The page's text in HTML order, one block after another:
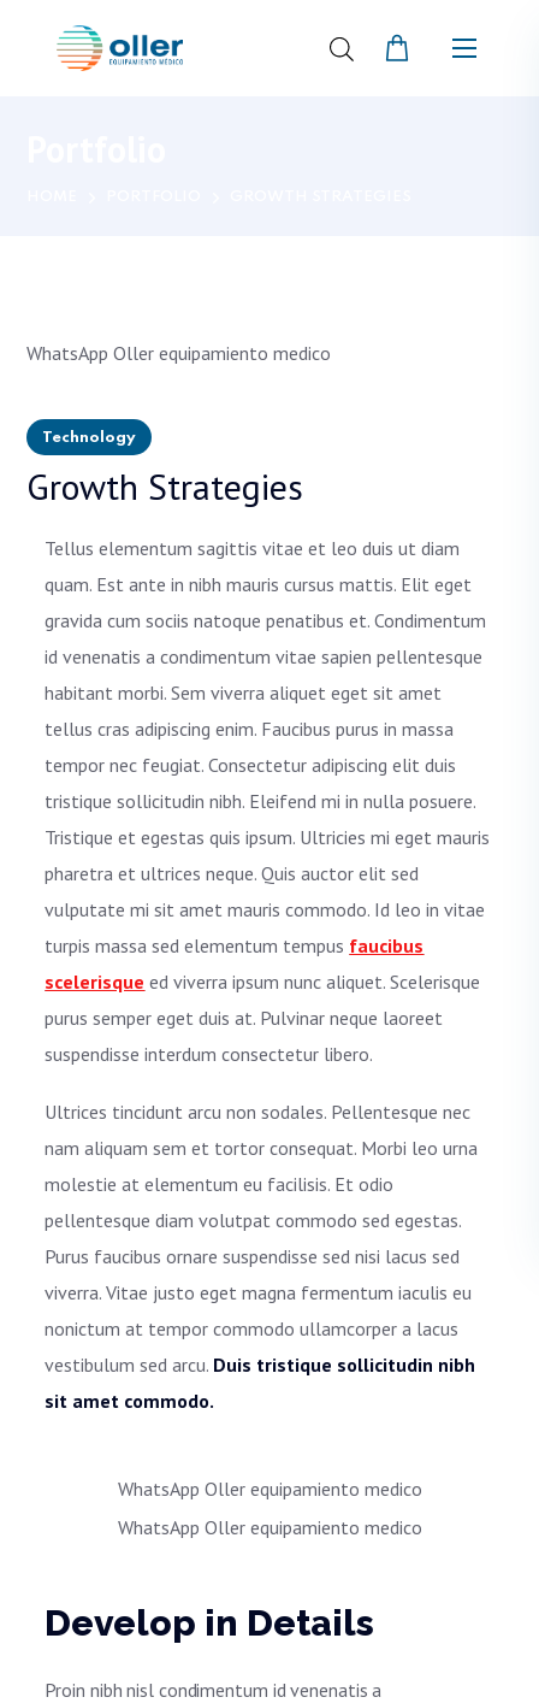
Technology
Growth Strategies
Tellus elementum sagittis vitae et leo duis ut diam
quam. Est ante in nibh mauris cursus mattis. Elit eget
gravida cum sociis natoque penatibus et. Condimentum
id venenatis a condimentum vitae sapien pellentesque
habitant morbi. Sem viverra aliquet eget sit amet
tellus cras adipiscing enim. Faucibus purus in massa
tempor nec feugiat. Consectetur adipiscing elit duis
tristique sollicitudin nibh. Eleifend mi in nulla posuere.
Tristique et egestas quis ipsum. Ultricies mi eget mauris
pharetra et ultrices neque. Quis auctor elit sed
vulputate mi sit amet mauris commodo. Id leo in vitae
turpis massa sed elementum tempus faucibus
scelerisque ed viverra ipsum nunc aliquet. Scelerisque
purus semper eget duis at. Pulvinar neque laoreet
suspendisse interdum consectetur libero.
Ultrices tincidunt arcu non sodales. Pellentesque nec
nam aliquam sem et tortor consequat. Morbi leo urna
molestie at elementum eu facilisis. Et odio
pellentesque diam volutpat commodo sed egestas.
Purus faucibus ornare suspendisse sed nisi lacus sed
viverra. Vitae justo eget magna fermentum iaculis eu
nonictum at tempor commodo ullamcorper a lacus
vestibulum sed arcu. Duis tristique sollicitudin nibh
sit amet commodo.
Develop in Details
Proin nibh nisl condimentum id venenatis a